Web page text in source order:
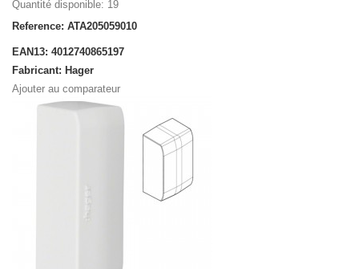
Quantité disponible: 19
Reference: ATA205059010
EAN13: 4012740865197
Fabricant: Hager
Ajouter au comparateur